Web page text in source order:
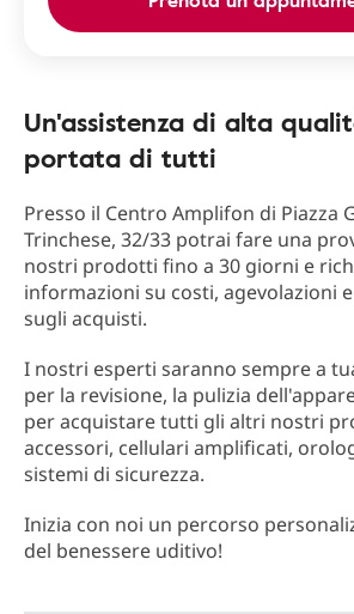
Un'assistenza di alta
portata di tutti
Presso il Centro Amplifon di Piazza
Trinchese, 32/33 potrai fare una
nostri prodotti fino a 30 giorni e
informazioni su costi, agevolazioni
sugli acquisti.
I nostri esperti saranno sempre a
per la revisione, la pulizia
per acquistare tutti gli altri nostri
accessori, cellulari amplificati,
sistemi di sicurezza.
Inizia con noi un percorso
del benessere uditivo!